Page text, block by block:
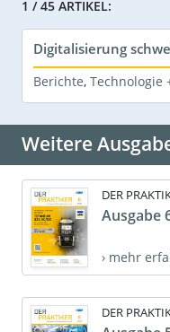
1 / 45 ARTIKEL:
Digitalisierung
Berichte, Technologie
Weitere
DER
Ausgabe
› mehr
DER